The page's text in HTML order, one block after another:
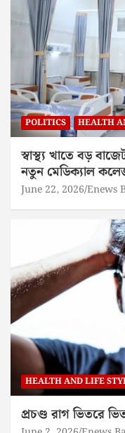
POLITICS HEALTH
স্বাস্থ্য খাতে বড়
নতুন মেডিক্যাল
June 22, 2026 Enews
HEALTH AND LIFE
প্রচণ্ড রাগ ভিতরে